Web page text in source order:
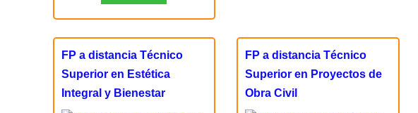
FP a distancia Técnico
Superior en Estética
Integral y Bienestar
FP a distancia Técnico
Superior en Proyectos de
Obra Civil